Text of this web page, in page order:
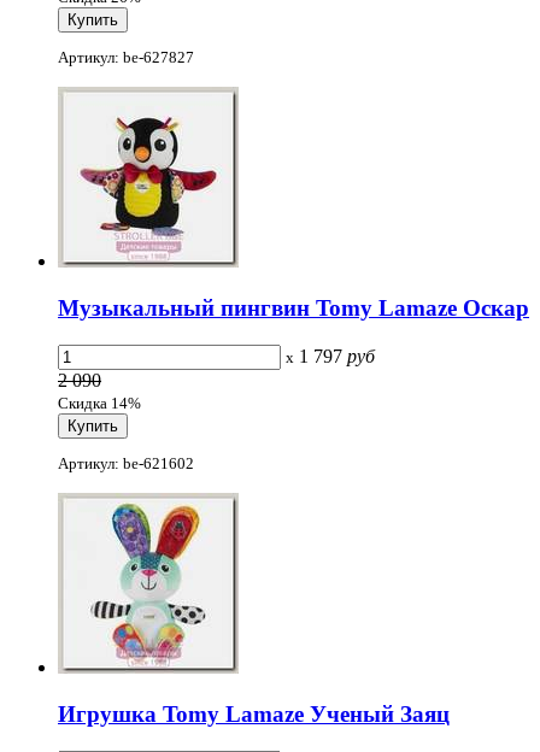
Артикул: be-627827
Музыкальный пингвин Tomy Lamaze Оскар
x 1 797 руб
2 090
Скидка 14%
Артикул: be-621602
Игрушка Tomy Lamaze Ученый Заяц